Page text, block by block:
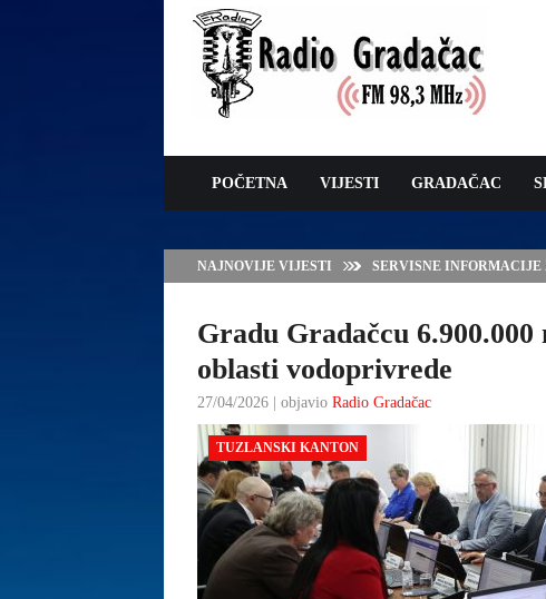
POČETNA VIJESTI GRADAČAC
NAJNOVIJE VIJESTI
VLADA TK – POTPISAN
GRADAČCA
Gradu Gradačcu
oblasti vodoprivrede
27/04/2026 | objavio Radio Gradačac
TUZLANSKI KANTON